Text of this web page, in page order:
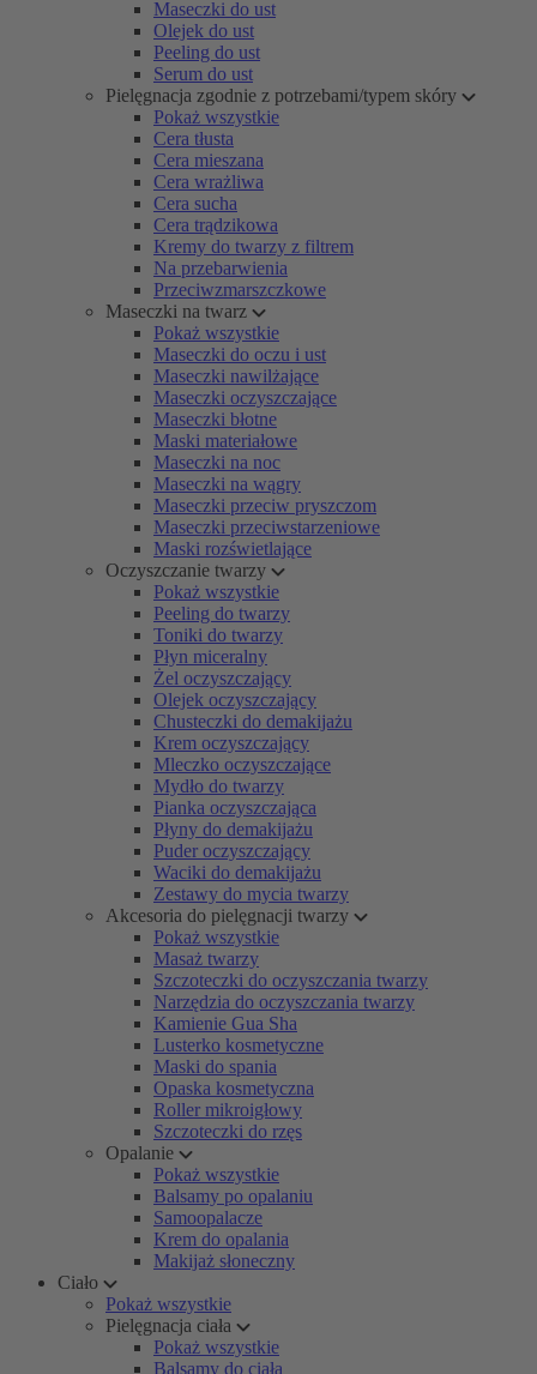
Maseczki do ust
Olejek do ust
Peeling do ust
Serum do ust
Pielęgnacja zgodnie z potrzebami/typem skóry
Pokaż wszystkie
Cera tłusta
Cera mieszana
Cera wrażliwa
Cera sucha
Cera trądzikowa
Kremy do twarzy z filtrem
Na przebarwienia
Przeciwzmarszczkowe
Maseczki na twarz
Pokaż wszystkie
Maseczki do oczu i ust
Maseczki nawilżające
Maseczki oczyszczające
Maseczki błotne
Maski materiałowe
Maseczki na noc
Maseczki na wągry
Maseczki przeciw pryszczom
Maseczki przeciwstarzeniowe
Maski rozświetlające
Oczyszczanie twarzy
Pokaż wszystkie
Peeling do twarzy
Toniki do twarzy
Płyn miceralny
Żel oczyszczający
Olejek oczyszczający
Chusteczki do demakijażu
Krem oczyszczający
Mleczko oczyszczające
Mydło do twarzy
Pianka oczyszczająca
Płyny do demakijażu
Puder oczyszczający
Waciki do demakijażu
Zestawy do mycia twarzy
Akcesoria do pielęgnacji twarzy
Pokaż wszystkie
Masaż twarzy
Szczoteczki do oczyszczania twarzy
Narzędzia do oczyszczania twarzy
Kamienie Gua Sha
Lusterko kosmetyczne
Maski do spania
Opaska kosmetyczna
Roller mikroigłowy
Szczoteczki do rzęs
Opalanie
Pokaż wszystkie
Balsamy po opalaniu
Samoopalacze
Krem do opalania
Makijaż słoneczny
Ciało
Pokaż wszystkie
Pielęgnacja ciała
Pokaż wszystkie
Balsamy do ciała